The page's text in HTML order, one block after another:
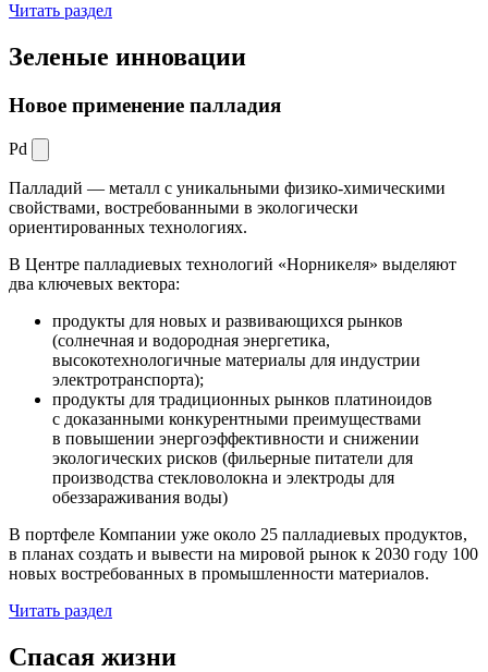
Читать раздел
Зеленые инновации
Новое применение палладия
Pd
Палладий — металл с уникальными физико-химическими
свойствами, востребованными в экологически
ориентированных технологиях.
В Центре палладиевых технологий «Норникеля» выделяют
два ключевых вектора:
продукты для новых и развивающихся рынков
(солнечная и водородная энергетика,
высокотехнологичные материалы для индустрии
электротранспорта);
продукты для традиционных рынков платиноидов
с доказанными конкурентными преимуществами
в повышении энергоэффективности и снижении
экологических рисков (фильерные питатели для
производства стекловолокна и электроды для
обеззараживания воды)
В портфеле Компании уже около 25 палладиевых продуктов,
в планах создать и вывести на мировой рынок к 2030 году 100
новых востребованных в промышленности материалов.
Читать раздел
Спасая жизни